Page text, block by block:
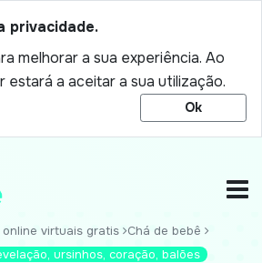
privacidade.
melhorar a sua experiência. Ao
estará a aceitar a sua utilização.
Ok
virtuais gratis
Chá de bebê
ursinhos, coração, balões